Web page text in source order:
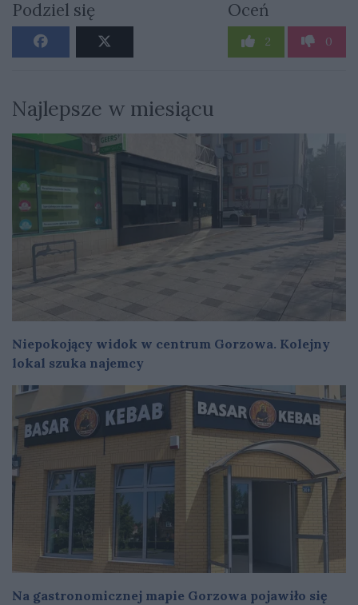
Podziel się Oceń
2 0
Najlepsze w miesiącu
Niepokojący widok w centrum Gorzowa. Kolejny
lokal szuka najemcy
Na gastronomicznej mapie Gorzowa pojawiło się